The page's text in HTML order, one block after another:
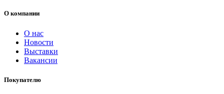
О компании
О нас
Новости
Выставки
Вакансии
Покупателю